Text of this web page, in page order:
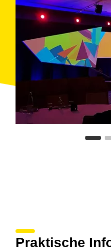
Verfügung, um eine
Produktion und den Erfolg
gewährleisten.
Praktische